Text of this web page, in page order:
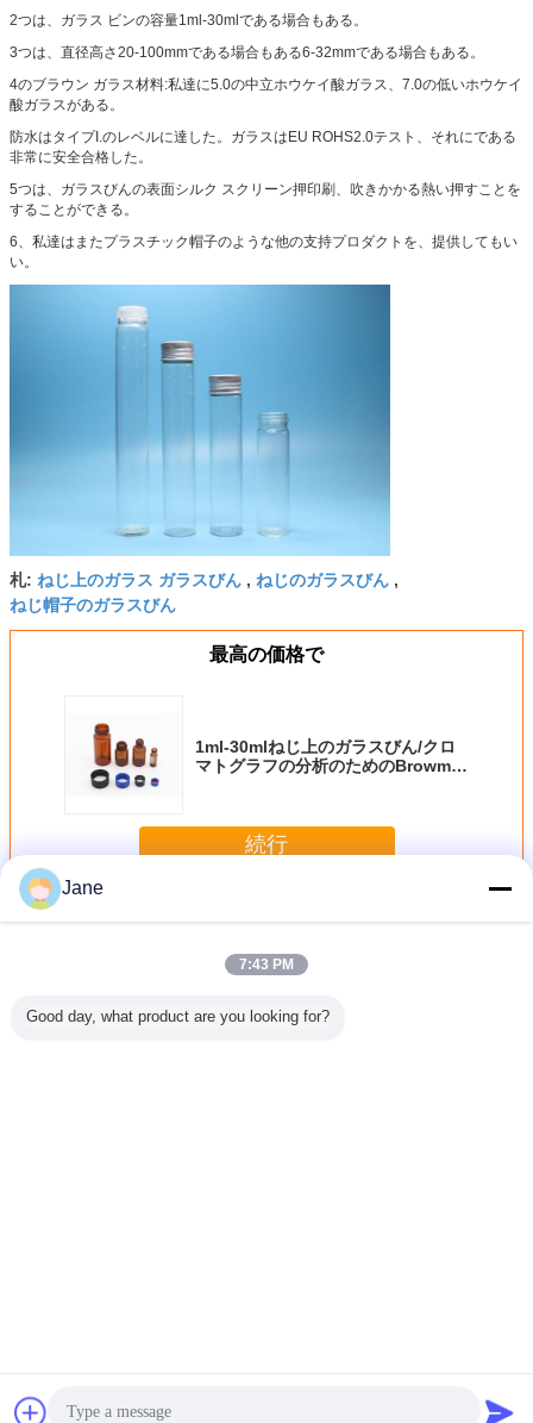
2つは、ガラス ビンの容量1ml-30mlである場合もある。
3つは、直径高さ20-100mmである場合もある6-32mmである場合もある。
4のブラウン ガラス材料:私達に5.0の中立ホウケイ酸ガラス、7.0の低いホウケイ
酸ガラスがある。
防水はタイプI.のレベルに達した。ガラスはEU ROHS2.0テスト、それにである
非常に安全合格した。
5つは、ガラスびんの表面シルク スクリーン押印刷、吹きかかる熱い押すことを
することができる。
6、私達はまたプラスチック帽子のような他の支持プロダクトを、提供してもい
い。
札: ねじ上のガラス ガラスびん , ねじのガラスびん ,
ねじ帽子のガラスびん
最高の価格で
1ml-30mlねじ上のガラスびん/クロ
マトグラフの分析のためのBrowm色
続行
多くねじ上のガラスびん
連絡先
Jane
7:43 PM
Good day, what product are you looking for?